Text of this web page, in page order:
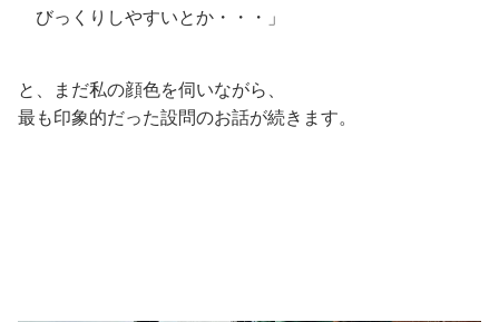
びっくりしやすいとか・・・」
と、まだ私の顔色を伺いながら、
最も印象的だった設問のお話が続きます。